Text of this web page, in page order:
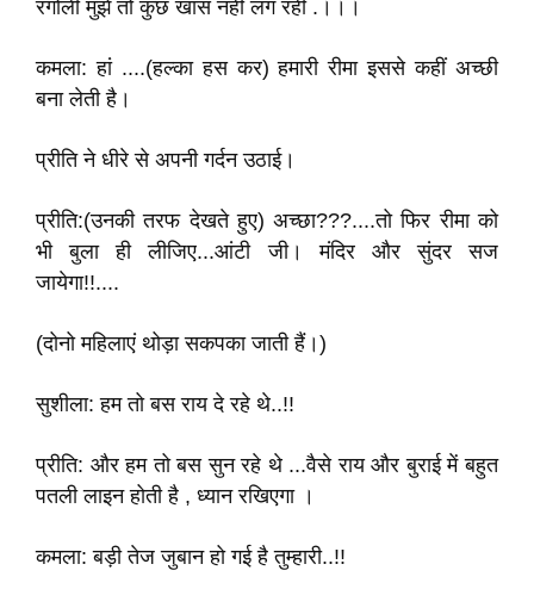
रंगोली मुझे तो कुछ खास नहीं लग रही .।।।
कमला: हां ....(हल्का हस कर) हमारी रीमा इससे कहीं अच्छी
बना लेती है।
प्रीति ने धीरे से अपनी गर्दन उठाई।
प्रीति:(उनकी तरफ देखते हुए) अच्छा???....तो फिर रीमा को
भी बुला ही लीजिए...आंटी जी। मंदिर और सुंदर सज
जायेगा!!....
(दोनो महिलाएं थोड़ा सकपका जाती हैं।)
सुशीला: हम तो बस राय दे रहे थे..!!
प्रीति: और हम तो बस सुन रहे थे ...वैसे राय और बुराई में बहुत
पतली लाइन होती है , ध्यान रखिएगा ।
कमला: बड़ी तेज जुबान हो गई है तुम्हारी..!!